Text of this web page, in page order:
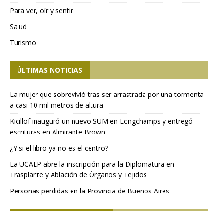
Para ver, oír y sentir
Salud
Turismo
ÚLTIMAS NOTICIAS
La mujer que sobrevivió tras ser arrastrada por una tormenta
a casi 10 mil metros de altura
Kicillof inauguró un nuevo SUM en Longchamps y entregó
escrituras en Almirante Brown
¿Y si el libro ya no es el centro?
La UCALP abre la inscripción para la Diplomatura en
Trasplante y Ablación de Órganos y Tejidos
Personas perdidas en la Provincia de Buenos Aires